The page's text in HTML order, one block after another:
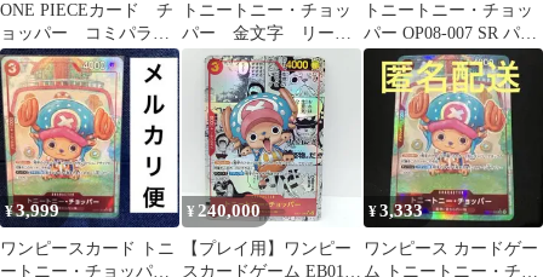
ONE PIECEカード チ
ョッパー コミパラ
PSA10
トニートニー・チョッ
パー 金文字 リーダ
ーパラレル op08-001
トニートニー・チョッ
パー OP08-007 SR パラ
レル
¥3,999
ワンピースカード トニ
ートニー・チョッパー
¥240,000
【プレイ用】ワンピー
スカードゲーム EB01-
¥3,333
ワンピース カードゲー
ム トニートニー・チョ